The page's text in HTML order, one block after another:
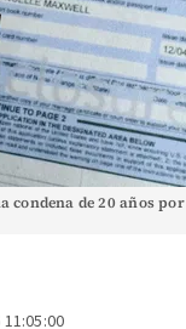
condena de 20 años por